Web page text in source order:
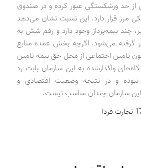
حد ورشکستگی عبور کرده و در صندوق
مرز قرار دارد. این نسبت نشان می‌دهد
چند بیمه‌پرداز وجود دارد و رقم شش به
گرفته می‌شود. اگرچه بخش عمده منابع
تامین اجتماعی از محل حق بیمه تامین
واگذارشده به این سازمان بابت رد
و در نتیجه وضعیت اقتصادی و
این سازمان چندان مناسب نیست.